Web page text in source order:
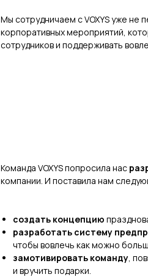
Мы сотрудничаем с VOXYS уже не
корпоративных мероприятий,
сотрудников и поддерживать
Команда VOXYS попросила нас
компании. И поставила нам
создать концепцию
разработать систему
чтобы вовлечь как можно
замотивировать команду ,
и вручить подарки.